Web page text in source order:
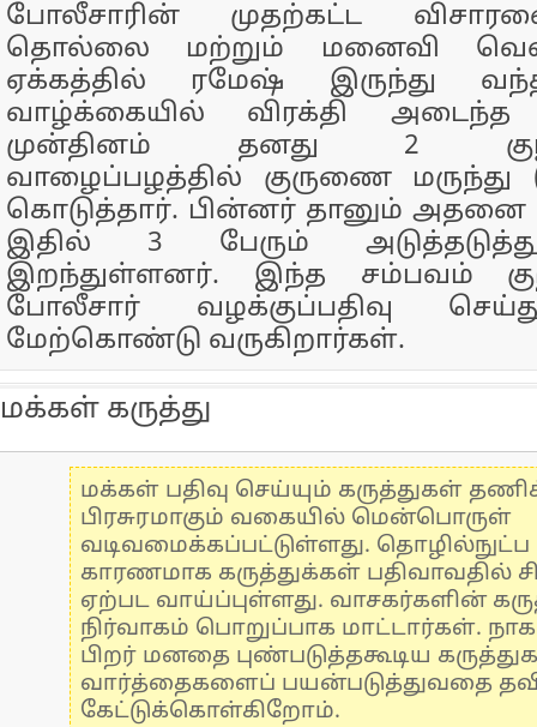
போலீசாரின் முதற்கட்ட
தொல்லை மற்றும் மனைவி
ஏக்கத்தில் ரமேஷ் இருந்து
வாழ்க்கையில் விரக்தி
முன்தினம் தனது 2
வாழைப்பழத்தில் குருணை மருந்து
கொடுத்தார். பின்னர் தானும் அதனை
இதில் 3 பேரும்
இறந்துள்ளனர். இந்த சம்பவம்
போலீசார் வழக்குப்பதிவு
மேற்கொண்டு வருகிறார்கள்.
மக்கள் கருத்து
மக்கள் பதிவு செய்யும் கருத்துகள்
பிரசுரமாகும் வகையில் மென்பொருள்
வடிவமைக்கப்பட்டுள்ளது.
காரணமாக கருத்துக்கள் பதிவாவதில்
ஏற்பட வாய்ப்புள்ளது. வாசகர்களின்
நிர்வாகம் பொறுப்பாக மாட்டார்கள்.
பிறர் மனதை புண்படுத்தகூடிய
வார்த்தைகளைப் பயன்படுத்துவதை
கேட்டுக்கொள்கிறோம்.